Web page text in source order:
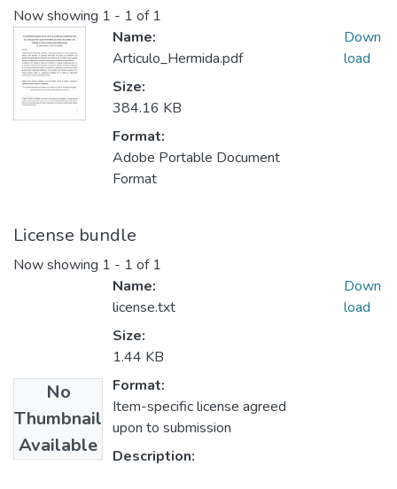
Now showing 1 - 1 of 1
Name:
Articulo_Hermida.pdf
Size:
384.16 KB
Format:
Adobe Portable Document
Format
Down
load
License bundle
Now showing 1 - 1 of 1
No
Thumbnail
Available
Name:
license.txt
Size:
1.44 KB
Format:
Item-specific license agreed
upon to submission
Description:
Down
load